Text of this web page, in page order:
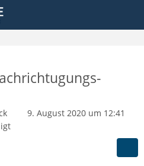
9. August 2020 um 12:41